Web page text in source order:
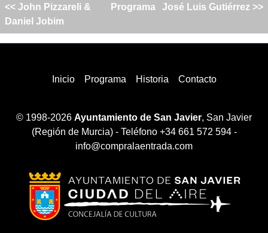
<< John Pizzareli &
Daniel Jobim
Programa José Luis Gutiérrez >>
Inicio Programa Historia Contacto
© 1998-2026 Ayuntamiento de San Javier, San Javier
(Región de Murcia) - Teléfono +34 661 572 594 -
info@compralaentrada.com